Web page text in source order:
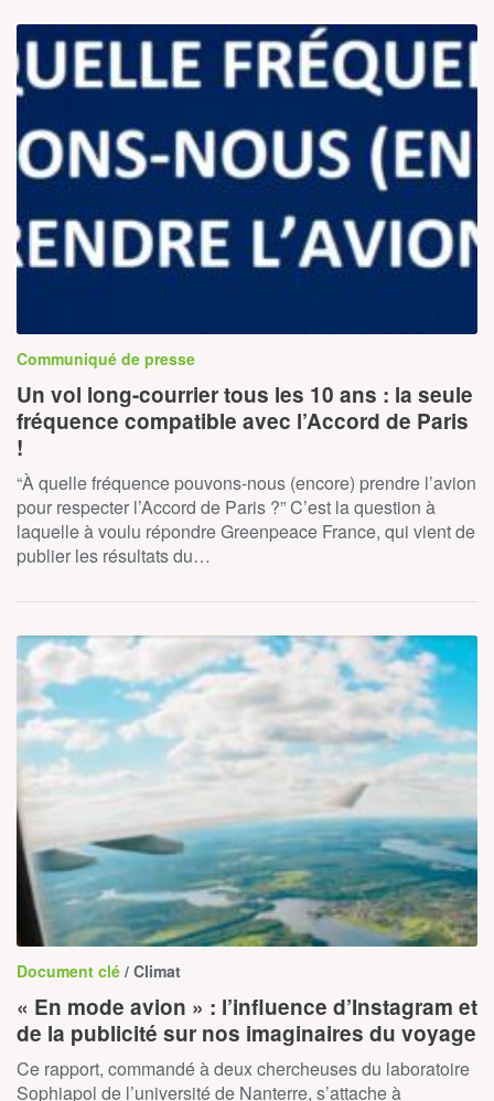
Communiqué de presse
Un vol long-courrier tous les 10 ans : la seule
fréquence compatible avec l’Accord de Paris
!
“À quelle fréquence pouvons-nous (encore) prendre l’avion
pour respecter l’Accord de Paris ?” C’est la question à
laquelle à voulu répondre Greenpeace France, qui vient de
publier les résultats du…
Document clé / Climat
« En mode avion » : l’influence d’Instagram et
de la publicité sur nos imaginaires du voyage
Ce rapport, commandé à deux chercheuses du laboratoire
Sophiapol de l’université de Nanterre, s’attache à